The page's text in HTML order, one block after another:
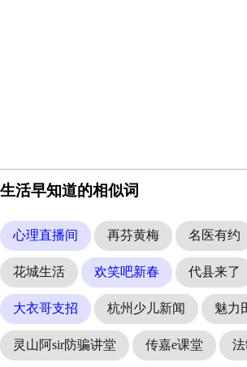
生活早知道的相似词
心理直播间 再芬黄梅 名医有约
花城生活 欢笑吧新春 代县来了
大衣哥支招 杭州少儿新闻 魅力
灵山阿sir防骗讲堂 传嘉e课堂